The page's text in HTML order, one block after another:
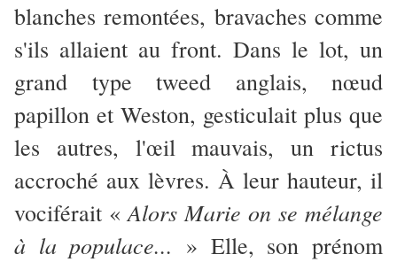
blanches remontées, bravaches comme
s'ils allaient au front. Dans le lot, un
grand type tweed anglais, nœud
papillon et Weston, gesticulait plus que
les autres, l'œil mauvais, un rictus
accroché aux lèvres. À leur hauteur, il
vociférait «Alors Marie on se mélange
à la populace... » Elle, son prénom